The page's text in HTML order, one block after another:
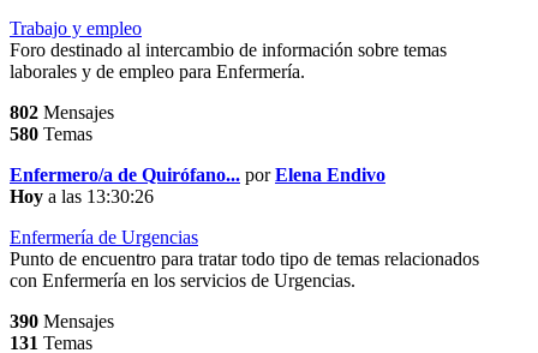
Trabajo y empleo
Foro destinado al intercambio de información sobre temas
laborales y de empleo para Enfermería.
802 Mensajes
580 Temas
Enfermero/a de Quirófano... porElena Endivo
Hoy a las 13:30:26
Enfermería de Urgencias
Punto de encuentro para tratar todo tipo de temas relacionados
con Enfermería en los servicios de Urgencias.
390 Mensajes
131 Temas